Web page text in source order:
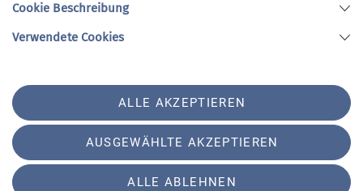
unseren Veranstaltungen!
Sektion
Cookie Beschreibung
Verwendete Cookies
ALLE AKZEPTIEREN
AUSGEWÄHLTE AKZEPTIEREN
ALLE ABLEHNEN